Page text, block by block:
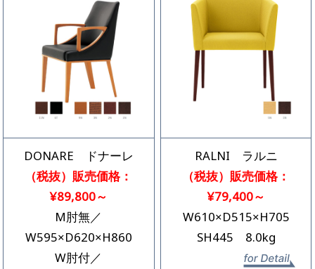
DONARE ドナーレ
（税抜）販売価格：
¥89,800～
M肘無／
W595×D620×H860
W肘付／
RALNI ラルニ
（税抜）販売価格：
¥79,400～
W610×D515×H705
SH445 8.0kg